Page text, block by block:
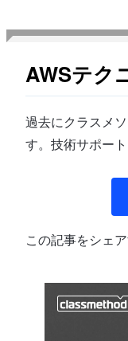
AWSテク
過去にクラスメ
す。技術サポー
この記事をシェ